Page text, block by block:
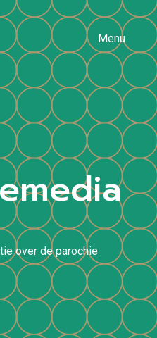
Menu
over de parochie